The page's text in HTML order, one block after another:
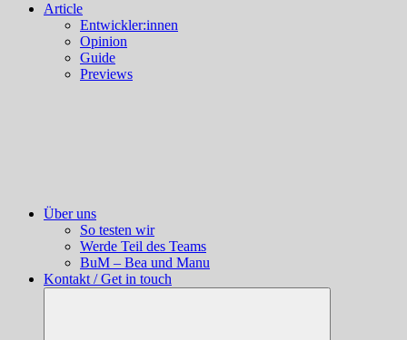
Article
Entwickler:innen
Opinion
Guide
Previews
Über uns
So testen wir
Werde Teil des Teams
BuM – Bea und Manu
Kontakt / Get in touch